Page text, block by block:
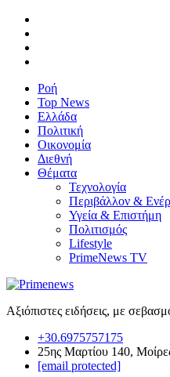
Ροή
Top News
Ελλάδα
Πολιτική
Οικονομία
Διεθνή
Θέματα
Τεχνολογία
Περιβάλλον &
Υγεία & Επιστήμη
Πολιτισμός
Lifestyle
PrimeNews TV
Αξιόπιστες ειδήσεις, με
+30.6975757175
25ης Μαρτίου 140,
[email protected]